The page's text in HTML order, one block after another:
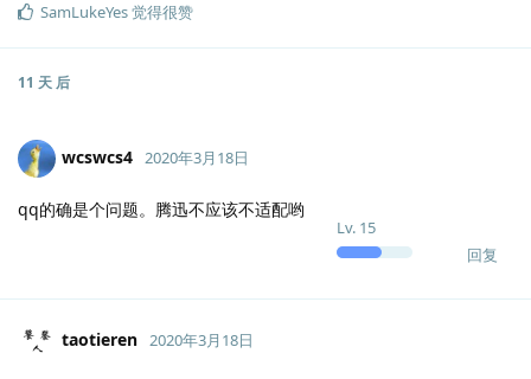
SamLukeYes觉得很赞
11 天后
wcswcs4
Lv. 15
2020年3月18日
qq的确是个问题。腾迅不应该不适配哟
回复
taotieren 2020年3月18日